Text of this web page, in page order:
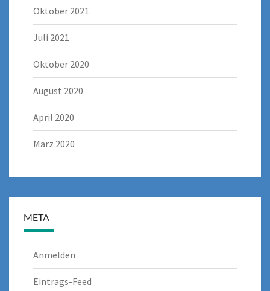
Oktober 2021
Juli 2021
Oktober 2020
August 2020
April 2020
März 2020
META
Anmelden
Eintrags-Feed